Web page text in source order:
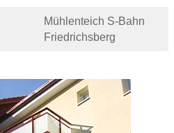
Mühlenteich S-Bahn
Friedrichsberg